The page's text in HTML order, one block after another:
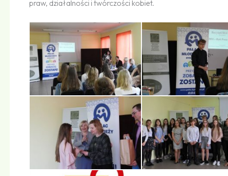
praw, działalności i twórczości kobiet.